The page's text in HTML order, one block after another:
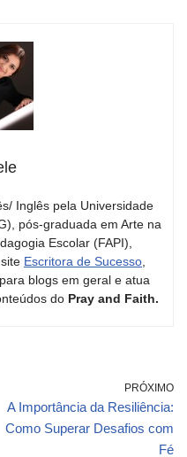
Inglês pela Universidade
pós-graduada em Arte na
Escolar (FAPI),
Escritora de Sucesso
blogs em geral e atua
do Pray and Faith.
PRÓXIMO
A Importância da Resiliência:
Como Superar Desafios com
Fé